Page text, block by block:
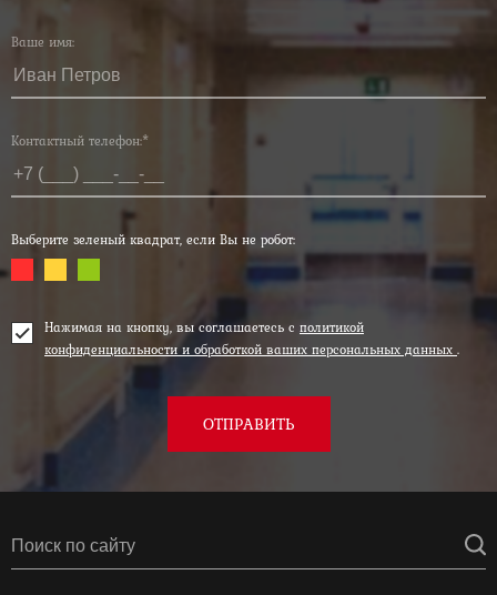
Ваше имя:
Контактный телефон:*
Выберите зеленый квадрат, если Вы не робот:
Нажимая на кнопку, вы соглашаетесь с политикой
конфиденциальности и обработкой ваших персональных данных .
ОТПРАВИТЬ